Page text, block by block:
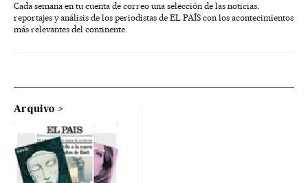
Cada semana en tu cuenta de correo una selección de las noticias,
reportajes y análisis de los periodistas de EL PAÍS con los acontecimientos
más relevantes del continente.
Arquivo